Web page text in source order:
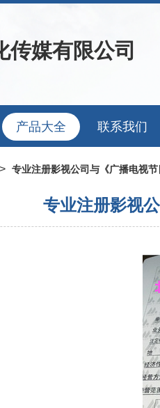
传媒有限公司
产品大全 联系我们
> 专业注册影视公司与《广播电视
专业注册影视